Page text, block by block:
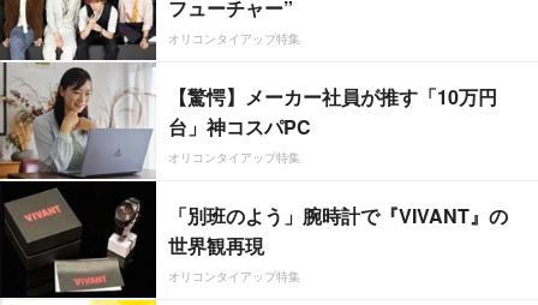
フューチャー”
オリコンタイアップ特集
【驚愕】メーカー社員が推す「10万円
台」神コスパPC
オリコンタイアップ特集
「別班のよう」腕時計で『VIVANT』の
世界観再現
オリコンタイアップ特集